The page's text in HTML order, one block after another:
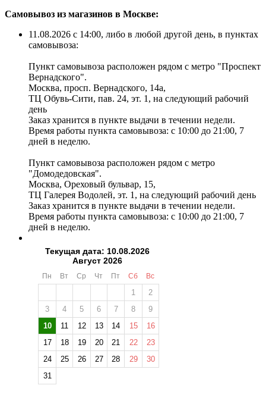
Самовывоз из магазинов в Москве:
11.08.2026 с 14:00, либо в любой другой день, в пунктах
самовывоза:
Пункт самовывоза расположен рядом с метро "Проспект
Вернадского".
Москва, просп. Вернадского, 14а,
ТЦ Обувь-Сити, пав. 24, эт. 1, на следующий рабочий
день
Заказ хранится в пункте выдачи в течении недели.
Время работы пункта самовывоза: с 10:00 до 21:00, 7
дней в неделю.
Пункт самовывоза расположен рядом с метро
"Домодедовская".
Москва, Ореховый бульвар, 15,
ТЦ Галерея Водолей, эт. 1, на следующий рабочий день
Заказ хранится в пункте выдачи в течении недели.
Время работы пункта самовывоза: с 10:00 до 21:00, 7
дней в неделю.
Текущая дата: 10.08.2026
Август 2026
Пн Вт Ср Чт Пт Сб Вс
1
2
3
4 5 6 7 8
9
10
11 12 13 14 15
16
17
18 19 20 21 22
23
24
25 26 27 28 29
30
31